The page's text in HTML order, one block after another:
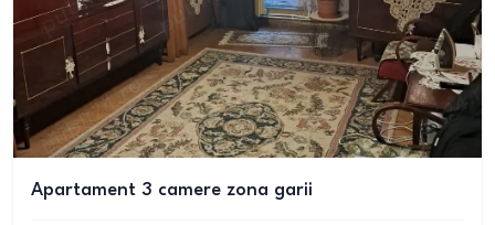
Apartament 3 camere zona garii